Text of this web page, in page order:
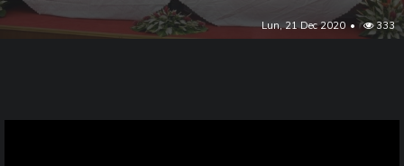
Lun, 21 Dec 2020 333